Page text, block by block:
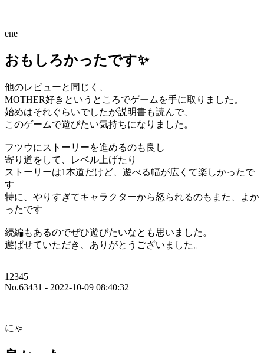
ene
おもしろかったです✨
他のレビューと同じく、
MOTHER好きというところでゲームを手に取りました。
始めはそれぐらいでしたが説明書も読んで、
このゲームで遊びたい気持ちになりました。
フツウにストーリーを進めるのも良し
寄り道をして、レベル上げたり
ストーリーは1本道だけど、遊べる幅が広くて楽しかったで
す
特に、やりすぎてキャラクターから怒られるのもまた、よか
ったです
続編もあるのでぜひ遊びたいなとも思いました。
遊ばせていただき、ありがとうございました。
12345
No.63431 - 2022-10-09 08:40:32
にゃ